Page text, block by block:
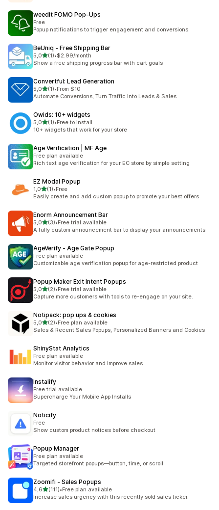
weedit FOMO Pop‑Ups
Free
Popup notifications to trigger engagement and conversions.
BeUniq ‑ Free Shipping Bar
5,0av 5 stjerner
(1)
Totalt 1 omtaler
•$2.99/month
Show a free shipping progress bar with cart goals
Convertful: Lead Generation
5,0av 5 stjerner
(1)
Totalt 1 omtaler
•From $10
Automate Conversions, Turn Traffic Into Leads & Sales
Owids: 10+ widgets
5,0av 5 stjerner
(1)
Totalt 1 omtaler
•Free to install
10+ widgets that work for your store
Age Verification | MF Age
Free plan available
Rich text age verification for your EC store by simple setting
EZ Modal Popup
1,0av 5 stjerner
(1)
Totalt 1 omtaler
•Free
Easily create and add custom popup to promote your best offers
Enorm Announcement Bar
5,0av 5 stjerner
(3)
Totalt 3 omtaler
•Free trial available
A fully custom announcement bar to display your announcements
AgeVerify ‑ Age Gate Popup
Free plan available
Customizable age verification popup for age-restricted product
Popup Maker Exit Intent Popups
5,0av 5 stjerner
(2)
Totalt 2 omtaler
•Free trial available
Capture more customers with tools to re-engage on your site.
Notipack: pop ups & cookies
5,0av 5 stjerner
(2)
Totalt 2 omtaler
•Free plan available
Sales & Recent Sales Popups, Personalized Banners and Cookies
ShinyStat Analytics
Free plan available
Monitor visitor behavior and improve sales
Instalify
Free trial available
Supercharge Your Mobile App Installs
Noticify
Free
Show custom product notices before checkout
Popup Manager
Free plan available
Targeted storefront popups—button, time, or scroll
Zoomifi ‑ Sales Popups
4,6av 5 stjerner
(111)
Totalt 111 omtaler
•Free plan available
Increase sales urgency with this recently sold sales ticker.